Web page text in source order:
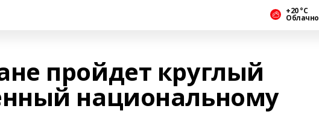
+20 °С
Облачно
пройдет круглый
национальному